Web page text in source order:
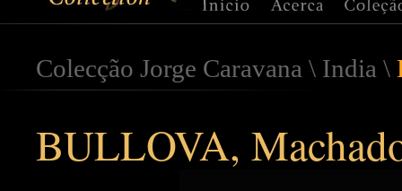
Colecção Jorge Caravana \ India \
BULLOVA,